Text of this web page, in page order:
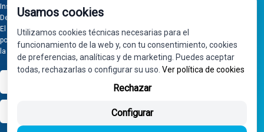
Inscrita en el Registro Mercantil de Navarra, Tomo 32, Folio 75, Hoja 525.
Desarrollado porSeintosoft
El proyecto de inversión "0011-0558-2024-000008" ha sido subvencionado
por Gobierno de Navarra al amparo de la convocatoria de 2024 de Ayudas a
la inversión en pymes industriales
Usamos cookies
Utilizamos cookies técnicas necesarias para el
funcionamiento de la web y, con tu consentimiento, cookies
de preferencias, analíticas y de marketing. Puedes aceptar
todas, rechazarlas o configurar su uso. Ver política de cookies
Rechazar
Configurar